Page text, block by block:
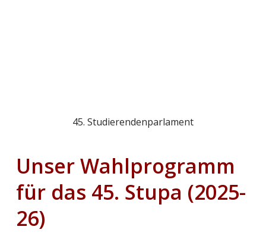
45. Studierendenparlament
Unser Wahlprogramm
für das 45. Stupa (2025-
26)